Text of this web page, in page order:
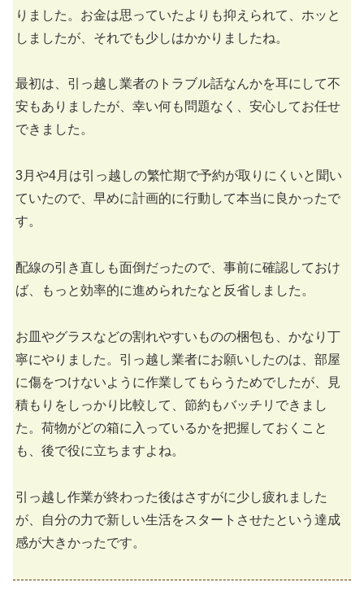
りました。お金は思っていたよりも抑えられて、ホッと
しましたが、それでも少しはかかりましたね。
最初は、引っ越し業者のトラブル話なんかを耳にして不
安もありましたが、幸い何も問題なく、安心してお任せ
できました。
3月や4月は引っ越しの繁忙期で予約が取りにくいと聞い
ていたので、早めに計画的に行動して本当に良かったで
す。
配線の引き直しも面倒だったので、事前に確認しておけ
ば、もっと効率的に進められたなと反省しました。
お皿やグラスなどの割れやすいものの梱包も、かなり丁
寧にやりました。引っ越し業者にお願いしたのは、部屋
に傷をつけないように作業してもらうためでしたが、見
積もりをしっかり比較して、節約もバッチリできまし
た。荷物がどの箱に入っているかを把握しておくこと
も、後で役に立ちますよね。
引っ越し作業が終わった後はさすがに少し疲れました
が、自分の力で新しい生活をスタートさせたという達成
感が大きかったです。